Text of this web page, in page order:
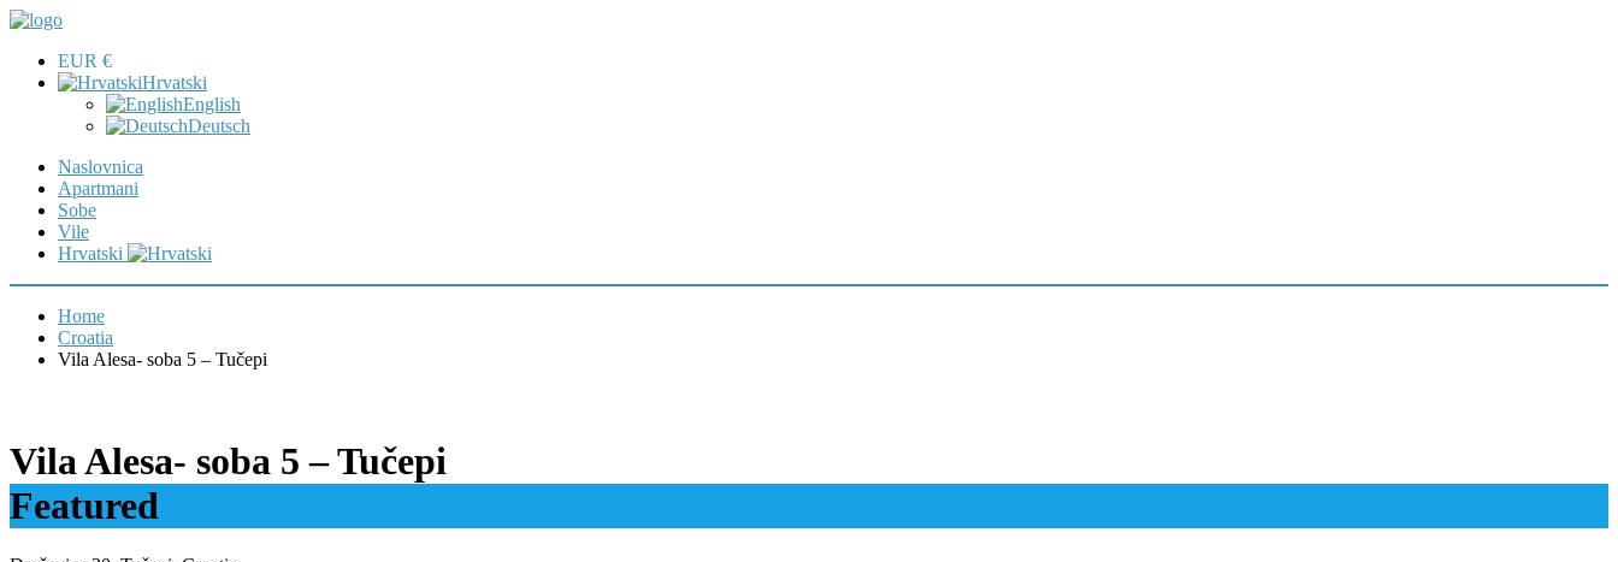
EUR €
Hrvatski
English
Deutsch
Naslovnica
Apartmani
Sobe
Vile
Hrvatski
Home
Croatia
Vila Alesa- soba 5 – Tučepi
Vila Alesa- soba 5 – Tučepi
Featured